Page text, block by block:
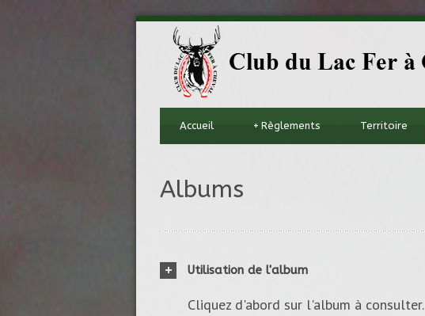
Accueil Règlements
+ Territoire
Albums
Utilisation de l'album
Cliquez d'abord sur l'album à consulter.